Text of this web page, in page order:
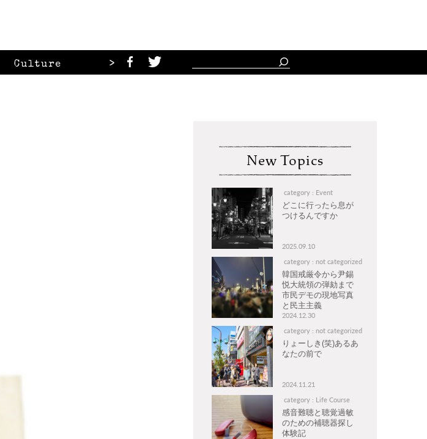
Culture Looks
>
New Topics
category : Event
どこに行ったら息が
つけるんですか
2025.09.10
category : not categorized
韓国戒厳令から尹錫
悦大統領の弾劾まで
市民デモの現地写真
と民主主義
2024.12.30
category : not categorized
りょーしき(笑)あるあ
なたの前で
2024.11.21
category : Life Course
感音難聴と聴覚過敏
のための補聴器探し
体験記